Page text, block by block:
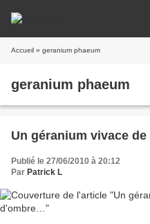
Accueil » geranium phaeum
geranium phaeum
Un géranium vivace
Publié le 27/06/2010 à 20:12
Par Patrick L